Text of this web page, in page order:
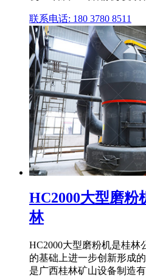
联系电话: 180 3780 8511
HC2000大型磨粉
林
HC2000大型磨粉机是桂林
的基础上进一步创新形成
是广西桂林矿山设备制造